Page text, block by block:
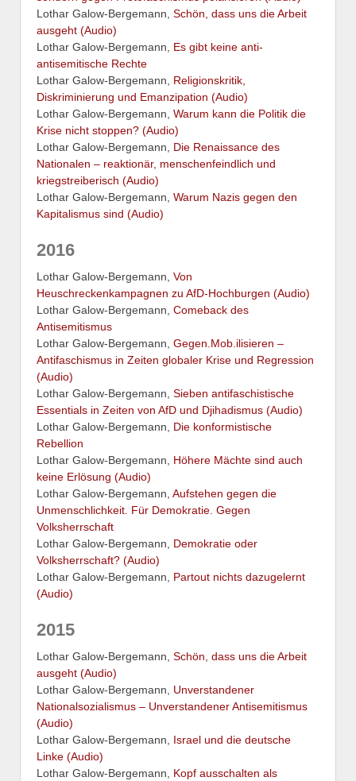
Lothar Galow-Bergemann, Schön, dass uns die Arbeit
ausgeht (Audio)
Lothar Galow-Bergemann, Es gibt keine anti-
antisemitische Rechte
Lothar Galow-Bergemann, Religionskritik,
Diskriminierung und Emanzipation (Audio)
Lothar Galow-Bergemann, Warum kann die Politik die
Krise nicht stoppen? (Audio)
Lothar Galow-Bergemann, Die Renaissance des
Nationalen – reaktionär, menschenfeindlich und
kriegstreiberisch (Audio)
Lothar Galow-Bergemann, Warum Nazis gegen den
Kapitalismus sind (Audio)
2016
Lothar Galow-Bergemann, Von
Heuschreckenkampagnen zu AfD-Hochburgen (Audio)
Lothar Galow-Bergemann, Comeback des
Antisemitismus
Lothar Galow-Bergemann, Gegen.Mob.ilisieren –
Antifaschismus in Zeiten globaler Krise und Regression
(Audio)
Lothar Galow-Bergemann, Sieben antifaschistische
Essentials in Zeiten von AfD und Djihadismus (Audio)
Lothar Galow-Bergemann, Die konformistische
Rebellion
Lothar Galow-Bergemann, Höhere Mächte sind auch
keine Erlösung (Audio)
Lothar Galow-Bergemann, Aufstehen gegen die
Unmenschlichkeit. Für Demokratie. Gegen
Volksherrschaft
Lothar Galow-Bergemann, Demokratie oder
Volksherrschaft? (Audio)
Lothar Galow-Bergemann, Partout nichts dazugelernt
(Audio)
2015
Lothar Galow-Bergemann, Schön, dass uns die Arbeit
ausgeht (Audio)
Lothar Galow-Bergemann, Unverstandener
Nationalsozialismus – Unverstandener Antisemitismus
(Audio)
Lothar Galow-Bergemann, Israel und die deutsche
Linke (Audio)
Lothar Galow-Bergemann, Kopf ausschalten als